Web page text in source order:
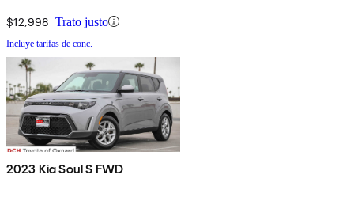
$12,998 Trato justo
Incluye tarifas de conc.
2023 Kia Soul S FWD